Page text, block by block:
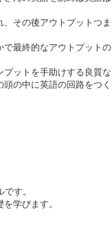
その後アウトプットつま
で最終的なアウトプットの
プットを手助けする良質な
の中に英語の回路をつく
す。
学びます。